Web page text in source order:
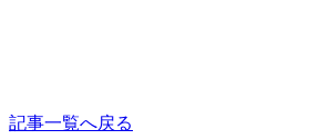
記事一覧へ戻る